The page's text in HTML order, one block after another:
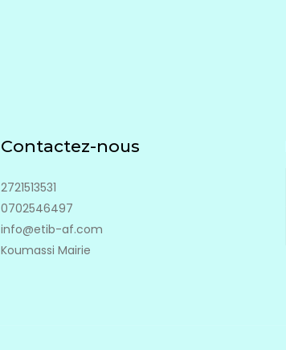
Contactez-nous
2721513531
0702546497
info@etib-af.com
Koumassi Mairie